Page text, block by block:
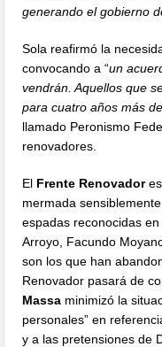
generando el gobierno
Sola reafirmó la
convocando a “un
vendrán. Aquellos que
para cuatro años más
llamado Peronismo
renovadores.
El Frente Renovadores
mermada
espadas reconocidas
Arroyo, Facundo
son los que han
Renovador pasará de
Massa minimizó la
personales” en
y a las pretensiones de